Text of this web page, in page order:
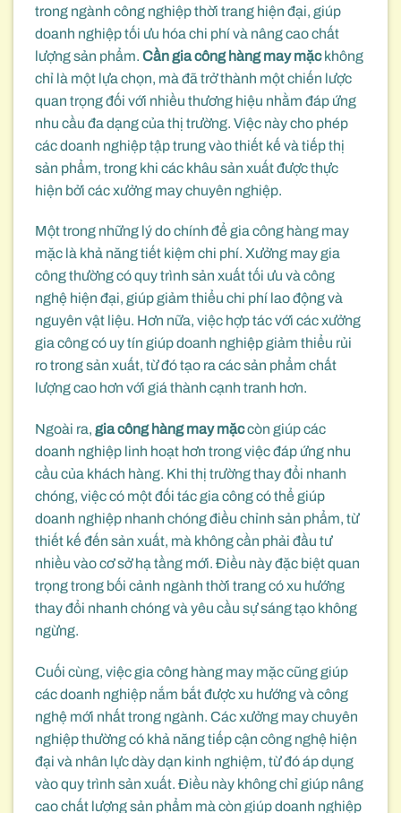
trong ngành công nghiệp thời trang hiện đại, giúp
doanh nghiệp tối ưu hóa chi phí và nâng cao chất
lượng sản phẩm. Cần gia công hàng may mặckhông
chỉ là một lựa chọn, mà đã trở thành một chiến lược
quan trọng đối với nhiều thương hiệu nhằm đáp ứng
nhu cầu đa dạng của thị trường. Việc này cho phép
các doanh nghiệp tập trung vào thiết kế và tiếp thị
sản phẩm, trong khi các khâu sản xuất được thực
hiện bởi các xưởng may chuyên nghiệp.
Một trong những lý do chính để gia công hàng may
mặc là khả năng tiết kiệm chi phí. Xưởng may gia
công thường có quy trình sản xuất tối ưu và công
nghệ hiện đại, giúp giảm thiểu chi phí lao động và
nguyên vật liệu. Hơn nữa, việc hợp tác với các xưởng
gia công có uy tín giúp doanh nghiệp giảm thiểu rủi
ro trong sản xuất, từ đó tạo ra các sản phẩm chất
lượng cao hơn với giá thành cạnh tranh hơn.
Ngoài ra, gia công hàng may mặccòn giúp các
doanh nghiệp linh hoạt hơn trong việc đáp ứng nhu
cầu của khách hàng. Khi thị trường thay đổi nhanh
chóng, việc có một đối tác gia công có thể giúp
doanh nghiệp nhanh chóng điều chỉnh sản phẩm, từ
thiết kế đến sản xuất, mà không cần phải đầu tư
nhiều vào cơ sở hạ tầng mới. Điều này đặc biệt quan
trọng trong bối cảnh ngành thời trang có xu hướng
thay đổi nhanh chóng và yêu cầu sự sáng tạo không
ngừng.
Cuối cùng, việc gia công hàng may mặc cũng giúp
các doanh nghiệp nắm bắt được xu hướng và công
nghệ mới nhất trong ngành. Các xưởng may chuyên
nghiệp thường có khả năng tiếp cận công nghệ hiện
đại và nhân lực dày dạn kinh nghiệm, từ đó áp dụng
vào quy trình sản xuất. Điều này không chỉ giúp nâng
cao chất lượng sản phẩm mà còn giúp doanh nghiệp